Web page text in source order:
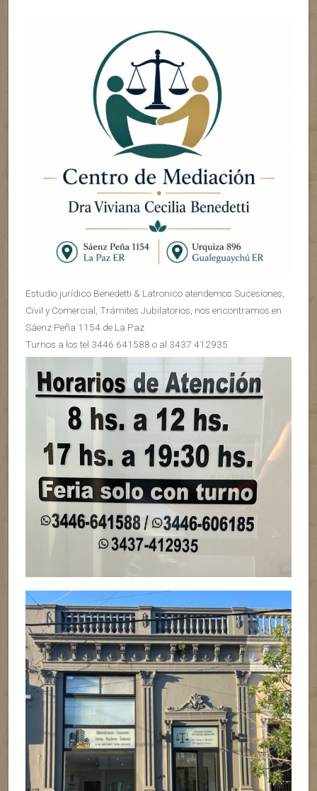
Estudio jurídico Benedetti & Latronico atendemos Sucesiones,
Civil y Comercial, Trámites Jubilatorios, nos encontramos en
Sáenz Peña 1154 de La Paz
Turnos a los tel 3446 641588 o al 3437 412935